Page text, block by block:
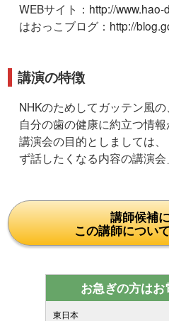
WEBサイト： http://
はおっこブログ： http://
講演の特徴
NHKのためしてガッテン風
自分の歯の健康に約立つ情報
講演会の目的としましては
ず話したくなる内容の講演会
講師候補
この講師につい
お急ぎの方は
東日本